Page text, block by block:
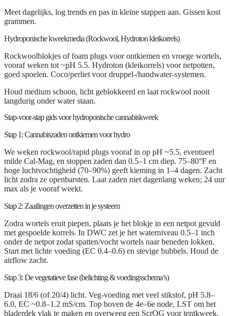
Meet dagelijks, log trends en pas in kleine stappen aan. Gissen kost
grammen.
Hydroponische kweekmedia (Rockwool, Hydroton kleikorrels)
Rockwoolblokjes of foam plugs voor ontkiemen en vroege wortels,
vooraf weken tot ~pH 5.5. Hydroton (kleikorrels) voor netpotten,
goed spoelen. Coco/perliet voor druppel-/handwater-systemen.
Houd medium schoon, licht geblokkeerd en laat rockwool nooit
langdurig onder water staan.
Stap-voor-stap gids voor hydroponische cannabiskweek
Stap 1: Cannabiszaden ontkiemen voor hydro
We weken rockwool/rapid plugs vooraf in op pH ~5.5, eventueel
milde Cal-Mag, en stoppen zaden dan 0.5–1 cm diep. 75–80°F en
hoge luchtvochtigheid (70–90%) geeft kieming in 1–4 dagen. Zacht
licht zodra ze openbarsten. Laat zaden niet dagenlang weken; 24 uur
max als je vooraf weekt.
Stap 2: Zaailingen overzetten in je systeem
Zodra wortels eruit piepen, plaats je het blokje in een netpot gevuld
met gespoelde korrels. In DWC zet je het waterniveau 0.5–1 inch
onder de netpot zodat spatten/vocht wortels naar beneden lokken.
Start met lichte voeding (EC 0.4–0.6) en stevige bubbels. Houd de
airflow zacht.
Stap 3: De vegetatieve fase (belichting & voedingsschema’s)
Draai 18/6 (of 20/4) licht. Veg-voeding met veel stikstof, pH 5.8–
6.0, EC ~0.8–1.2 mS/cm. Top boven de 4e–6e node, LST om het
bladerdek vlak te maken en overweeg een ScrOG voor tentkweek.